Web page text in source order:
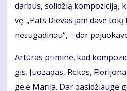
dar­bus, so­li­džią kom­po­zi­ci­ją,
vę. „Pats Die­vas jam da­vė
ne­su­ga­di­nau“, – dar
Ar­tū­ras pri­mi­nė, kad
gis, Juo­za­pas, Ro­kas,
ge­lė Ma­ri­ja. Dar pa­si­džiau­gė